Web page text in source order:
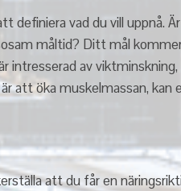
definiera vad du vill uppnå.
måltid? Ditt mål
intresserad av
att öka muskelmassan,
att du får en